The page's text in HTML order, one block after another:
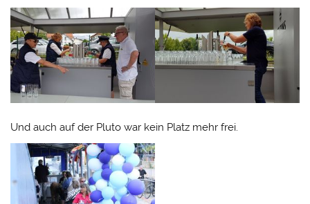
Und auch auf der Pluto war kein Platz mehr frei.